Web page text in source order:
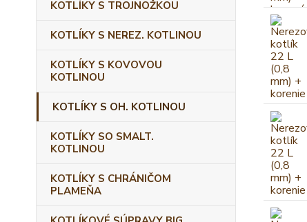
KOTLÍKY S TROJNOŽKOU
KOTLÍKY S NEREZ. KOTLINOU
KOTLÍKY S KOVOVOU
KOTLINOU
KOTLÍKY S OH. KOTLINOU
KOTLÍKY SO SMALT.
KOTLINOU
KOTLÍKY S CHRÁNIČOM
PLAMEŇA